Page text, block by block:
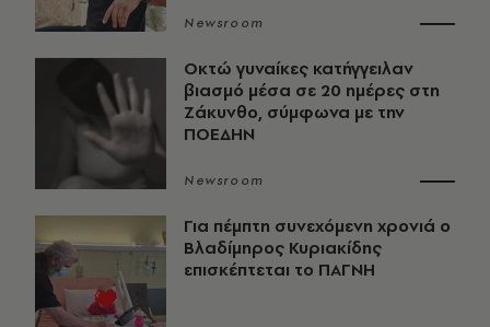
Newsroom
Οκτώ γυναίκες κατήγγειλαν
βιασμό μέσα σε 20 ημέρες στη
Ζάκυνθο, σύμφωνα με την
ΠΟΕΔΗΝ
Newsroom
Για πέμπτη συνεχόμενη χρονιά ο
Βλαδίμηρος Κυριακίδης
επισκέπτεται το ΠΑΓΝΗ